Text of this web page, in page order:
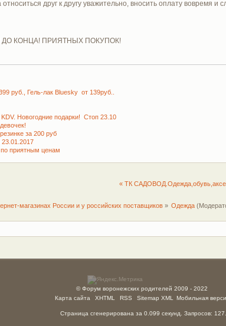
друг к другу уважительно, вносить оплату вовремя и
КОНЦА! ПРИЯТНЫХ ПОКУПОК!
руб., Гель-лак Bluesky от 139руб..
Новогодние подарки! Стоп 23.10
за 200 руб
по приятным ценам
« ТК
магазинах России и у российских поставщиков» Одежда
© Форум воронежских родителей 2009 - 2022
Карта сайта
XHTML RSS Sitemap XML Мобильная
Страница сгенерирована за 0.099 секунд. Запросов: 127.